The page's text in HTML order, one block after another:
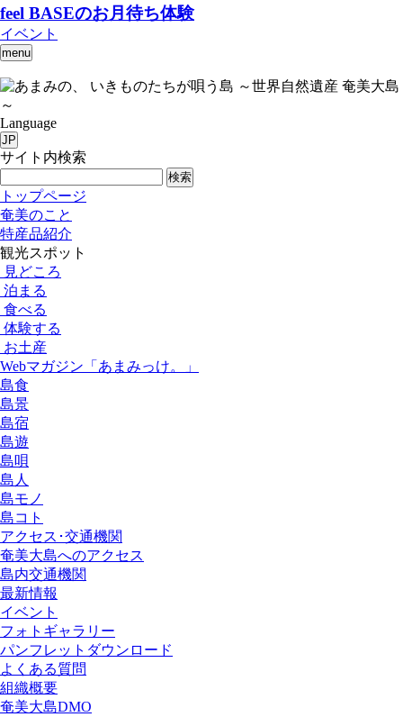
feel BASEのお月待ち体験
イベント
menu
いきものたちが唄う島 ～世界自然遺産 奄美大島
～
Language
JP
サイト内検索
検索
トップページ
奄美のこと
特産品紹介
観光スポット
見どころ
泊まる
食べる
体験する
お土産
Webマガジン「あまみっけ。」
島食
島景
島宿
島遊
島唄
島人
島モノ
島コト
アクセス･交通機関
奄美大島へのアクセス
島内交通機関
最新情報
イベント
フォトギャラリー
パンフレットダウンロード
よくある質問
組織概要
奄美大島DMO